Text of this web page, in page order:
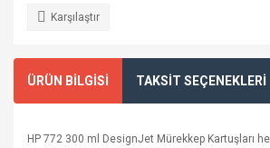
Karşılaştır
ÜRÜN BİLGİSİ TAKSİT SEÇENEKLERİ
HP 772 300 ml DesignJet Mürekkep Kartuşları